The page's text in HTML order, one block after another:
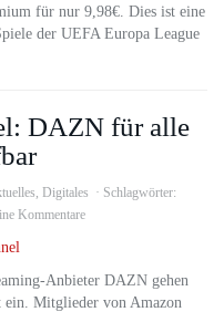
für nur 9,98€. Dies ist eine
der UEFA Europa League
DAZN für alle
, Digitales
Schlagwörter:
Kommentare
Anbieter DAZN gehen
ein. Mitglieder von Amazon